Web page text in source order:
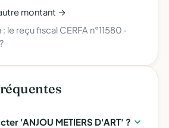
montant →
: le reçu fiscal CERFA n°11580 ·
'ANJOU METIERS D'ART' ?